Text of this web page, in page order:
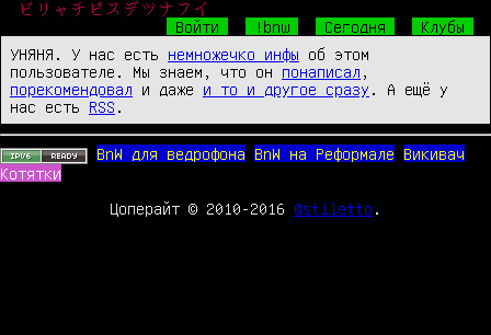
ビリャチピスデツナフイ
Войти
!bnw Сегодня
Клубы
УНЯНЯ. У нас есть немножечко инфы об этом
пользователе. Мы знаем, что он понаписал
порекомендовал и даже и то и другое сразу . А ещё у
нас есть RSS
BnW для ведрофона BnW на Реформале
Викивач
Котятки
Цоперайт © 2010-2016 @stiletto